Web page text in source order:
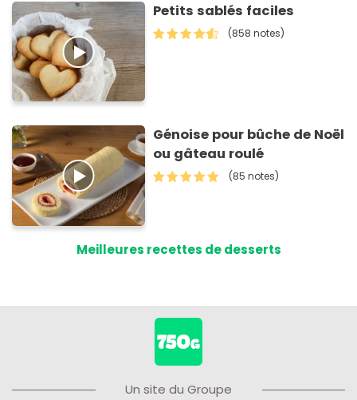
Petits sablés faciles
(858 notes)
Génoise pour bûche de Noël
ou gâteau roulé
(85 notes)
Meilleures recettes de desserts
Un site du Groupe